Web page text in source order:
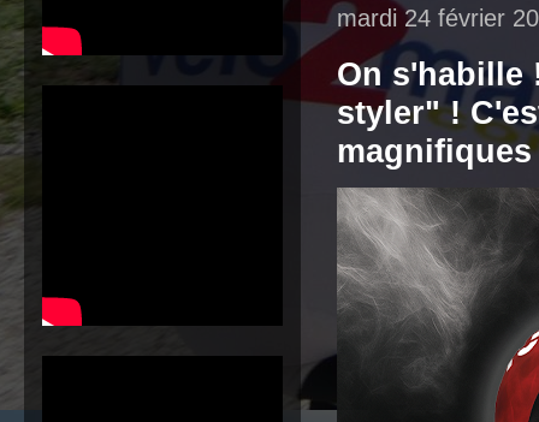
mardi 24 février
On s'habille
styler" !